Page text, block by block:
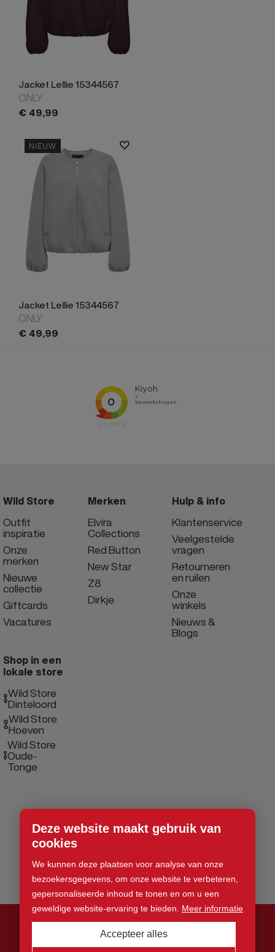
Deze website maakt gebruik van
cookies
We kunnen deze plaatsen voor analyse van onze
bezoekersgegevens, om onze website te verbeteren,
gepersonaliseerde inhoud te tonen en om u een
geweldige website-ervaring te bieden. Meer informatie
Accepteer alles
Jacket Lellie 15344567
ONLY
€ 49,99
NIEUW
Jacket Lellie 15344567
ONLY
€ 49,99
Wild Store
Outfit
inspiratie
Onze
merken
Nieuwe
collectie
Giftcards
Vacatures
Merken
Elvira
Collections
Red Button
New Star
Z8
Dirkje
Hulp & info
Klantenservice
Veelgestelde
vragen
Retourneren
en ruilen
Onze
winkels
Nieuws &
Blogs
Shop in een
lokale store
Wild Store
Dinteloord
Wild Store
Hoeven
Wild Store
Oude-
Tonge
© 2026 Wild Store. Alle rechten voorbehouden